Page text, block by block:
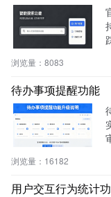
浏览量： 8083
待办事项提醒功能
浏览量： 16182
用户交互行为统计